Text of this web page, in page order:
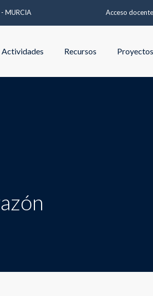
- MURCIA Acceso
Actividades Recursos Proyectos